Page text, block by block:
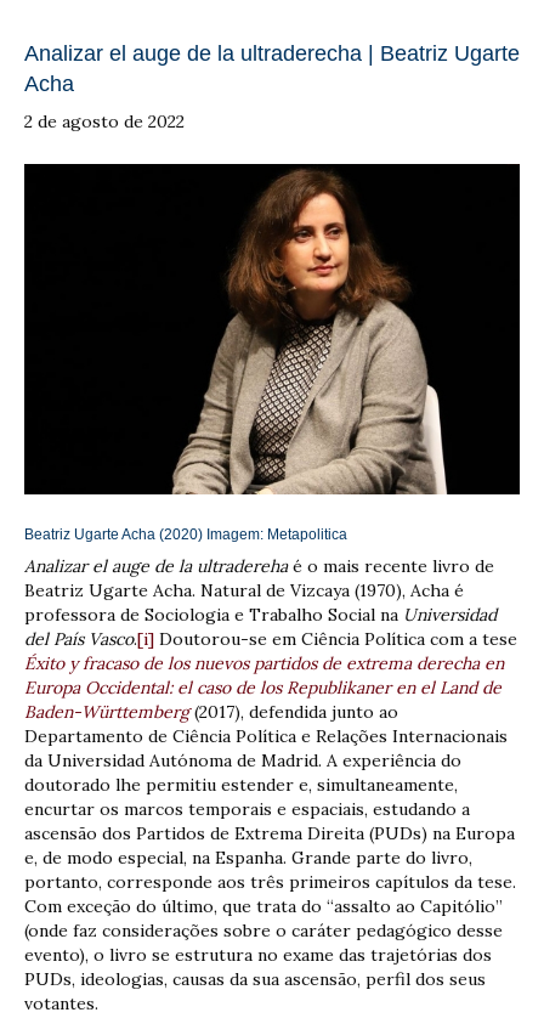
Analizar el auge de la ultraderecha | Beatriz Ugarte
Acha
2 de agosto de 2022
Beatriz Ugarte Acha (2020) Imagem: Metapolitica
Analizar el auge de la ultraderehaé o mais recente livro de
Beatriz Ugarte Acha. Natural de Vizcaya (1970), Acha é
professora de Sociologia e Trabalho Social na Universidad
del País Vasco.[i] Doutorou-se em Ciência Política com a tese
Éxito y fracaso de los nuevos partidos de extrema derecha en
Europa Occidental: el caso de los Republikaner en el Land de
Baden-Württemberg(2017), defendida junto ao
Departamento de Ciência Política e Relações Internacionais
da Universidad Autónoma de Madrid. A experiência do
doutorado lhe permitiu estender e, simultaneamente,
encurtar os marcos temporais e espaciais, estudando a
ascensão dos Partidos de Extrema Direita (PUDs) na Europa
e, de modo especial, na Espanha. Grande parte do livro,
portanto, corresponde aos três primeiros capítulos da tese.
Com exceção do último, que trata do “assalto ao Capitólio”
(onde faz considerações sobre o caráter pedagógico desse
evento), o livro se estrutura no exame das trajetórias dos
PUDs, ideologias, causas da sua ascensão, perfil dos seus
votantes.